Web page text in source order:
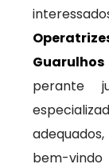
Guarulhos
perante
bem-